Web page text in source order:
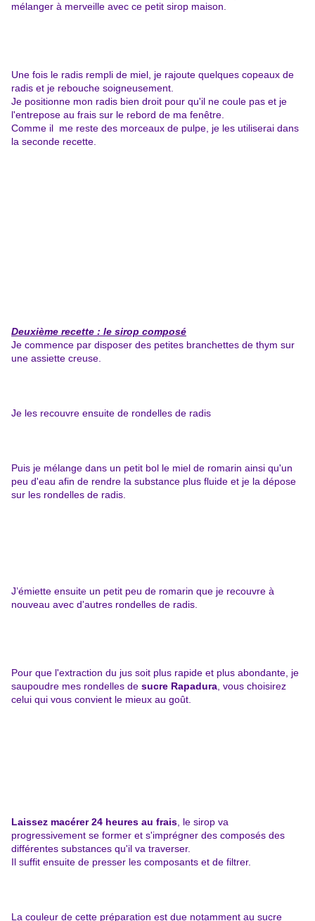
mélanger à merveille avec ce petit sirop maison.
Une fois le radis rempli de miel, je rajoute quelques copeaux de
radis et je rebouche soigneusement.
Je positionne mon radis bien droit pour qu'il ne coule pas et je
l'entrepose au frais sur le rebord de ma fenêtre.
Comme il me reste des morceaux de pulpe, je les utiliserai dans
la seconde recette.
Deuxième recette : le sirop composé
Je commence par disposer des petites branchettes de thym sur
une assiette creuse.
Je les recouvre ensuite de rondelles de radis
Puis je mélange dans un petit bol le miel de romarin ainsi qu'un
peu d'eau afin de rendre la substance plus fluide et je la dépose
sur les rondelles de radis.
J’émiette ensuite un petit peu de romarin que je recouvre à
nouveau avec d'autres rondelles de radis.
Pour que l'extraction du jus soit plus rapide et plus abondante, je
saupoudre mes rondelles de sucre Rapadura , vous choisirez
celui qui vous convient le mieux au goût.
Laissez macérer 24 heures au frais , le sirop va
progressivement se former et s'imprégner des composés des
différentes substances qu'il va traverser.
Il suffit ensuite de presser les composants et de filtrer.
La couleur de cette préparation est due notamment au sucre